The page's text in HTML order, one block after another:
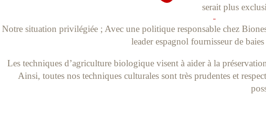
serait plus
Notre situation privilégiée ; Avec une politique responsable chez
leader espagnol fournisseur de
Les techniques d’agriculture biologique visent à aider à la
Ainsi, toutes nos techniques culturales sont très prudentes et